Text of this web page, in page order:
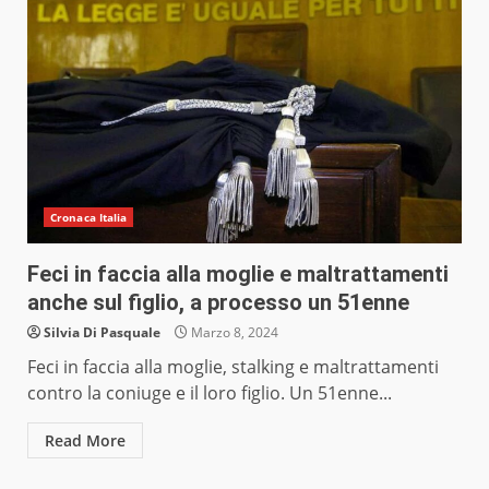
Cronaca Italia
Feci in faccia alla moglie e maltrattamenti
anche sul figlio, a processo un 51enne
Silvia Di Pasquale Marzo 8, 2024
Feci in faccia alla moglie, stalking e maltrattamenti
contro la coniuge e il loro figlio. Un 51enne...
Read More